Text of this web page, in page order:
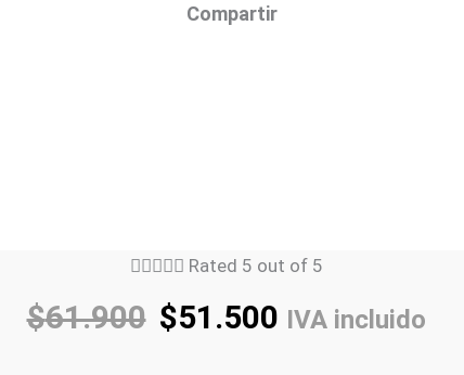
Compartir
 Rated 5 out of 5
$61.900 $51.500 IVA incluido